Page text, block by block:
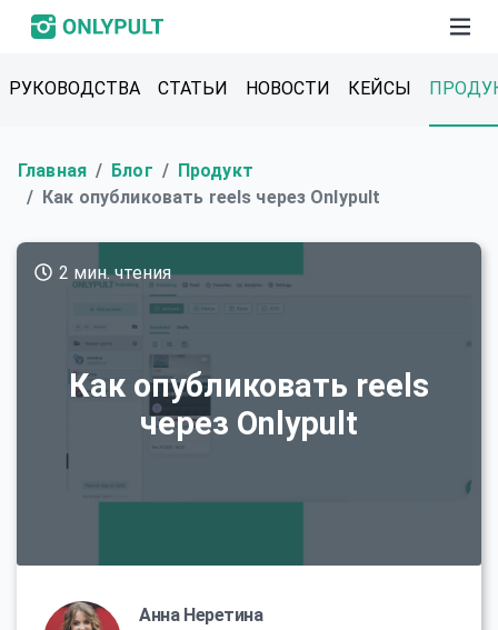
РУКОВОДСТВА СТАТЬИ НОВОСТИ КЕЙСЫ
Главная Блог
Продукт
Как опубликовать reels через Onlypult
Как опубликовать reels
через Onlypult
2 мин. чтения
Анна Неретина